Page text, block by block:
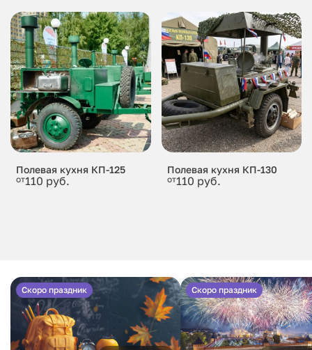
Полевая кухня КП-125
от110 руб.
Полевая кухня КП-130
от110 руб.
Скоро праздник Скоро праздник